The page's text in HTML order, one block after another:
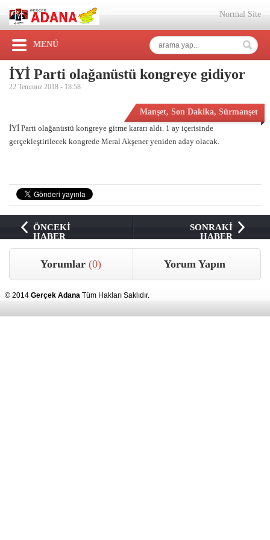
Normal Site
MENÜ
İYİ Parti olağanüstü kongreye gidiyor
22 Temmuz 2018 - 18:58
Manşet, Son Dakika, Sürmanşet
İYİ Parti olağanüstü kongreye gitme kararı aldı. 1 ay içerisinde
gerçekleştirilecek kongrede Meral Akşener yeniden aday olacak.
ÖNCEKİ
HABER
SONRAKİ
HABER
Yorumlar(0) Yorum Yapın
© 2014 Gerçek Adana Tüm Hakları Saklıdır.